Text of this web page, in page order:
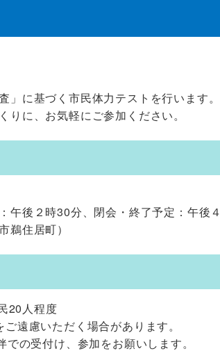
」に基づく市民体力テストを行います。
に、お気軽にご参加ください。
午後２時30分、閉会・終了予定：午後
鵜住居町）
20人程度
遠慮いただく場合があります。
の受付け、参加をお願いします。